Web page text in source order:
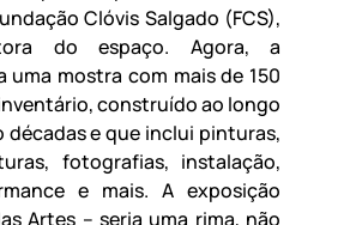
Clóvis Salgado (FCS),
do espaço. Agora, a
mostra com mais de 150
construído ao longo
décadas e que inclui pinturas,
fotografias, instalação,
e mais. A exposição
Artes – seria uma rima, não